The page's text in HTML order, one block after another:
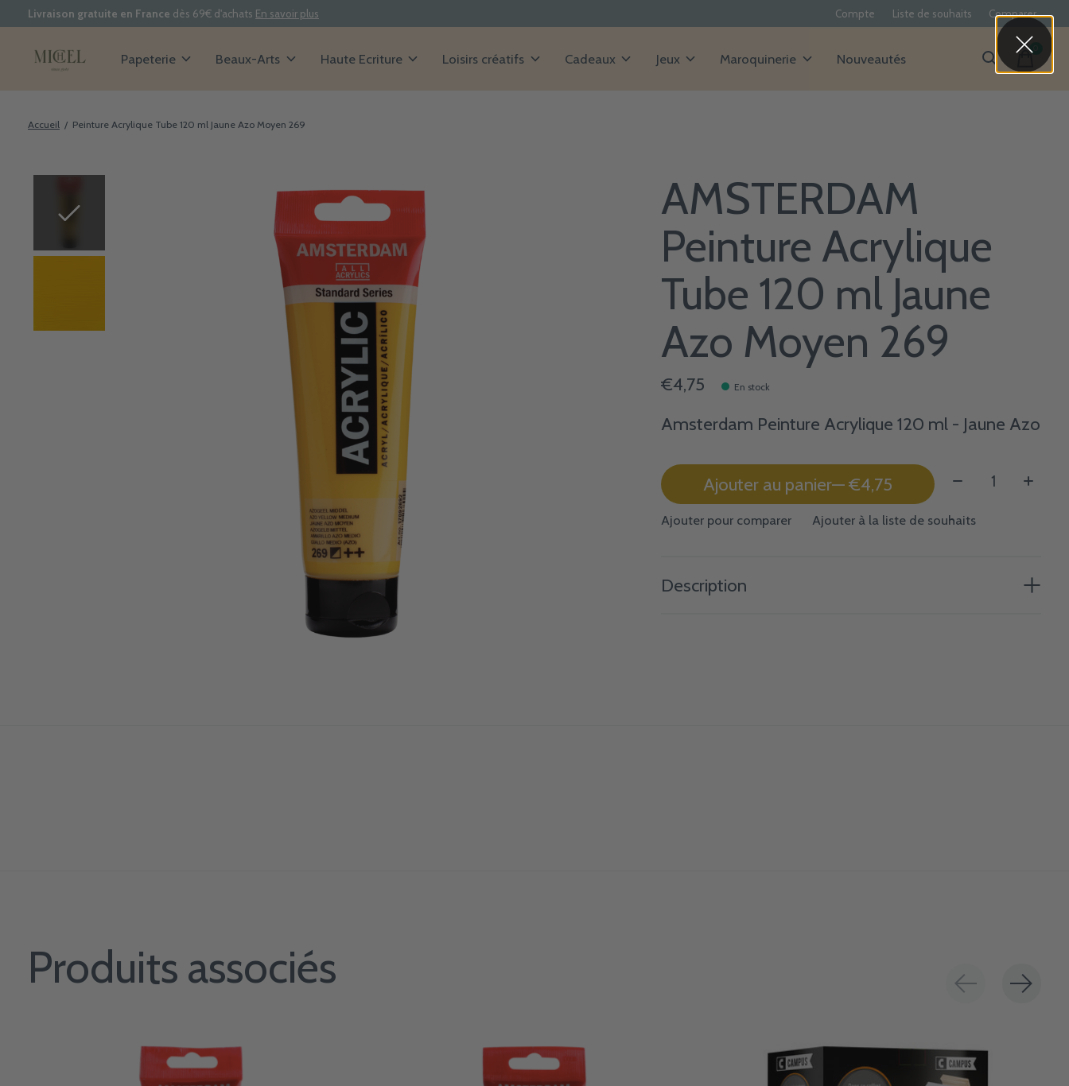
Livraison gratuite en France dès 69€ d'achats En savoir plus Compte Liste de souhaits Comparer
Papeterie Beaux-Arts Haute Ecriture Loisirs créatifs Cadeaux Jeux Maroquinerie Nouveautés items
Accueil / Peinture Acrylique Tube 120 ml Jaune Azo Moyen 269
AMSTERDAM
Peinture Acrylique
Tube 120 ml Jaune
Azo Moyen 269
€4,75 En stock
Amsterdam Peinture Acrylique 120 ml - Jaune Azo
Ajouter au panier — €4,75 Quantité:
Ajouter pour comparer Ajouter à la liste de souhaits
Description
Produits associés
Carousel items